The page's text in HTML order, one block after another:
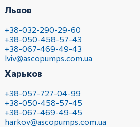
Львов
+38-032-290-29-60
+38-050-458-57-43
+38-067-469-49-43
lviv@ascopumps.com.ua
Харьков
+38-057-727-04-99
+38-050-458-57-45
+38-067-469-49-45
harkov@ascopumps.com.ua